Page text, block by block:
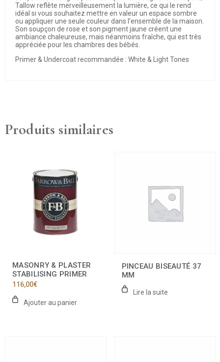
Tallow reflète merveilleusement la lumière, ce qui le rend
idéal si vous souhaitez mettre en valeur un espace sombre
ou appliquer une seule couleur dans l’ensemble de la maison.
Son soupçon de rose et son pigment jaune créent une
ambiance chaleureuse, mais néanmoins fraîche, qui est très
appréciée pour les chambres des bébés.
Primer & Undercoat recommandée : White & Light Tones
Produits similaires
MASONRY & PLASTER
STABILISING PRIMER
116,00€
Ajouter au panier
PINCEAU BISEAUTÉ 37
MM
Lire la suite